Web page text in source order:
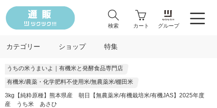
検索 カート グループ
カテゴリー ショップ 特集
うちの米うまいよ｜有機米と発酵食品専門店
有機米/農薬・化学肥料不使用米/無農薬米/棚田米
3kg【純粋原種】熊本県産 朝日【無農薬米/有機栽培米/有機JAS】2025年度
産 うち米 あさひ